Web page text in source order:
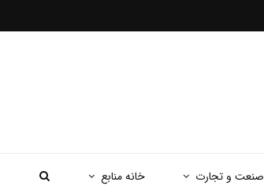
صنعت و تجارت خانه منابع